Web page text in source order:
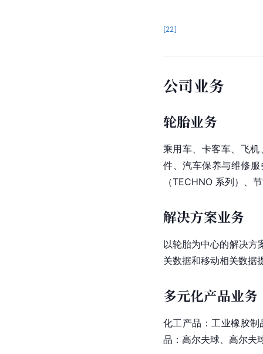
[22]
公司业务
轮胎业务
乘用车、卡客车、飞
件、汽车保养与维修
（TECHNO 系列）、
解决方案业务
以轮胎为中心的解决方
关数据和移动相关数据
多元化产品业务
化工产品：工业橡胶
品：高尔夫球、高尔夫